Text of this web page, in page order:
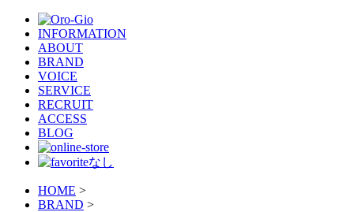
INFORMATION
ABOUT
BRAND
VOICE
SERVICE
RECRUIT
ACCESS
BLOG
HOME >
BRAND >